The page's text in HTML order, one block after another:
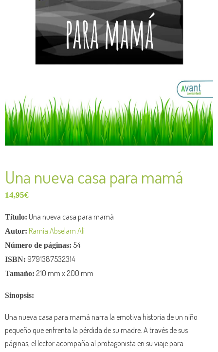
Una nueva casa para mamá
14,95€
Título: Una nueva casa para mamá
Autor: Ramia Abselam Ali
Número de páginas: 54
ISBN: 9791387532314
Tamaño: 210 mm x 200 mm
Sinopsis:
Una nueva casa para mamá narra la emotiva historia de un niño
pequeño que enfrenta la pérdida de su madre. A través de sus
páginas, el lector acompaña al protagonista en su viaje para